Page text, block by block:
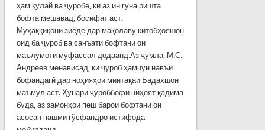
ҳам қулай ва ҷуробе, ки аз ин гуна ришта
бофта мешавад, босифат аст.
Муҳаққиқони зиёде дар мақолаву китобҳояшон
оид ба ҷуроб ва санъати бофтани он
маълумоти муфассал додаанд.Аз ҷумла, М.С.
Андреев менависад, ки ҷуроб ҳамчун навъи
бофандагӣ дар ноҳияҳои минтақаи Бадахшон
маъмул аст. Ҳунари ҷуроббофӣ ниҳоят қадима
буда, аз замонҳои пеш барои бофтани он
асосан пашми гўсфандро истифода